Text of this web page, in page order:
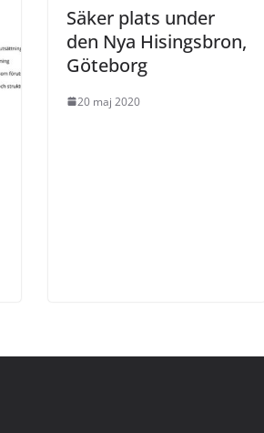
Säker plats under
den Nya Hisingsbron,
Göteborg
20 maj 2020